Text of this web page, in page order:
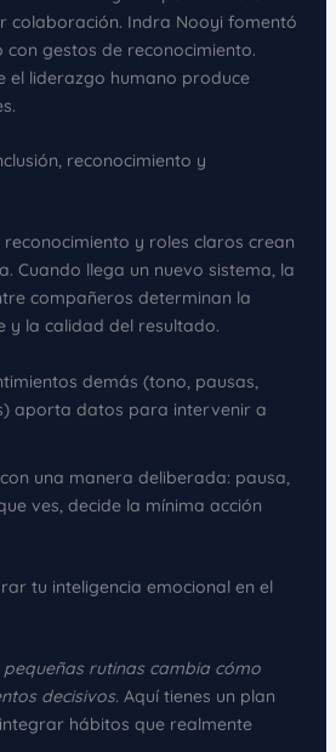
colaboración. Indra Nooyi fomentó
gestos de reconocimiento.
el liderazgo humano produce
reconocimiento y
reconocimiento y roles claros crean
Cuando llega un nuevo sistema, la
compañeros determinan la
y la calidad del resultado.
demás (tono, pausas,
aporta datos para intervenir a
una manera deliberada: pausa,
ves, decide la mínima acción
tu inteligencia emocional en el
rutinas cambia cómo
decisivos. Aquí tienes un plan
hábitos que realmente